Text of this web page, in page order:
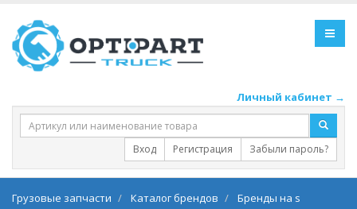
Личный кабинет →
Вход Регистрация Забыли пароль?
Грузовые запчасти Каталог брендов
Бренды на s